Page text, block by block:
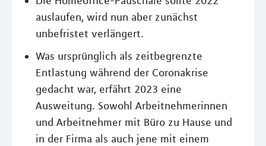
auslaufen, wird nun aber zunächst
unbefristet verlängert.
Was ursprünglich als zeitbegrenzte
Entlastung während der Coronakrise
gedacht war, erfährt 2023 eine
Ausweitung. Sowohl Arbeitnehmerinnen
und Arbeitnehmer mit Büro zu Hause und
in der Firma als auch jene mit einem